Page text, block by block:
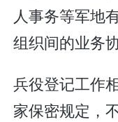
人事务等军地
组织间的业务
兵役登记工作
家保密规定，